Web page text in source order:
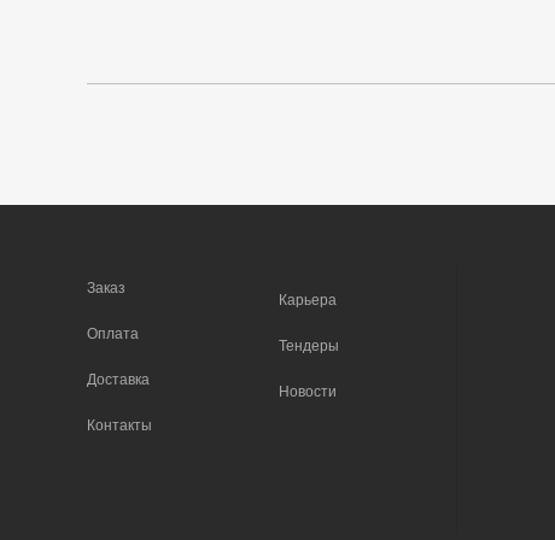
Заказ
Оплата
Доставка
Контакты
Карьера
Тендеры
Новости